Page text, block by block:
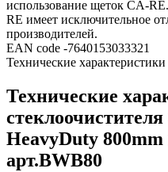
использование щеток CA-
RE имеет исключительное
производителей.
EAN code -7640153033321
Технические характеристики
Технические
HeavyDuty
арт.BWB80